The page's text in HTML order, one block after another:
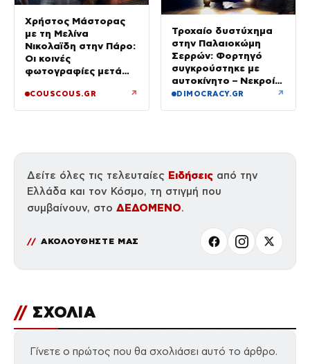
Χρήστος Μάστορας
με τη Μελίνα
Νικολαϊδη στην Πάρο:
Οι κοινές
φωτογραφίες μετά
τη Γαρυφαλιά
COUSCOUS.GR ↗
Τροχαίο δυστύχημα
στην Παλαιοκώμη
Σερρών: Φορτηγό
συγκρούστηκε με
αυτοκίνητο – Νεκροί
οι επιβάτες του ΙΧ
DIMOCRACY.GR ↗
Δείτε όλες τις τελευταίες Ειδήσεις από την
Ελλάδα και τον Κόσμο, τη στιγμή που
συμβαίνουν, στο ΔΕΔΟΜΕΝΟ.
ΑΚΟΛΟΥΘΗΣΤΕ ΜΑΣ
// ΣΧΟΛΙΑ
Γίνετε ο πρώτος που θα σχολιάσει αυτό το άρθρο.